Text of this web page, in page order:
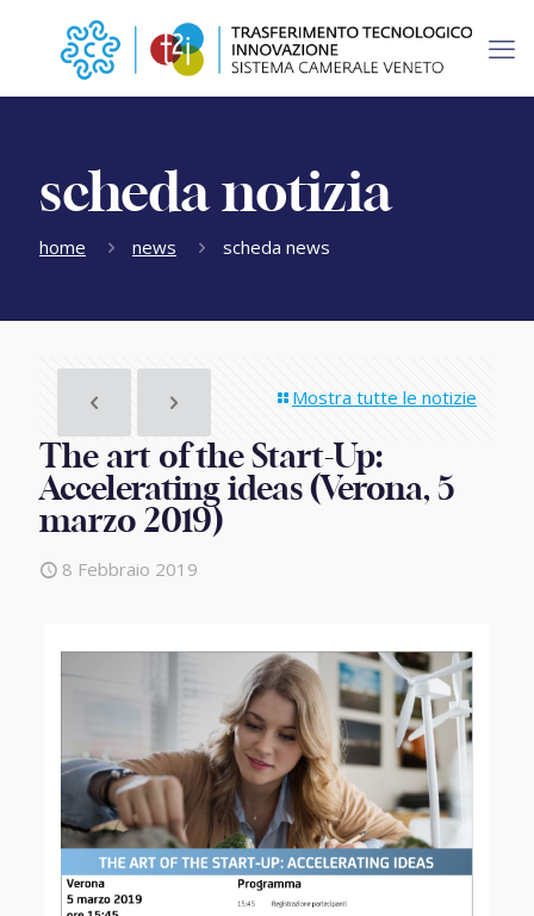
scheda notizia
home news scheda news
Mostra tutte le notizie
The art of the Start-Up:
Accelerating ideas (Verona, 5
marzo 2019)
8 Febbraio 2019